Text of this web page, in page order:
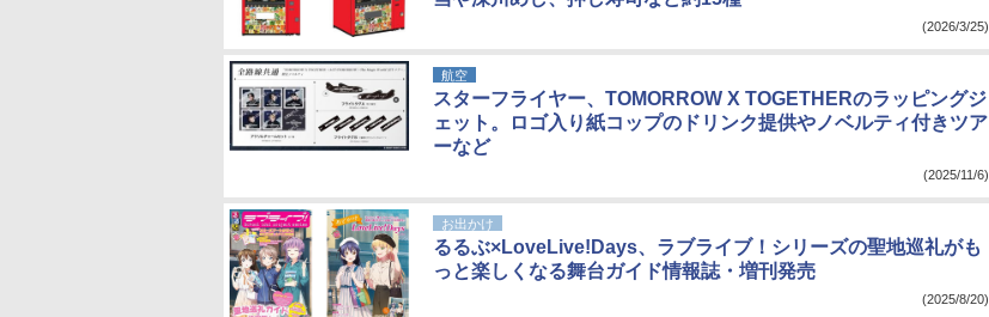
(2026/3/25)
航空
スターフライヤー、TOMORROW X TOGETHERのラッピングジ
ェット。ロゴ入り紙コップのドリンク提供やノベルティ付きツア
ーなど
(2025/11/6)
お出かけ
るるぶ×LoveLive!Days、ラブライブ！シリーズの聖地巡礼がも
っと楽しくなる舞台ガイド情報誌・増刊発売
(2025/8/20)